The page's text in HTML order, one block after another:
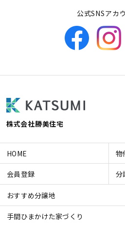
公式SNSアカ
株式会社勝美住宅
HOME 物
会員登録 分
おすすめ分譲地
手間ひまかけた家づくり